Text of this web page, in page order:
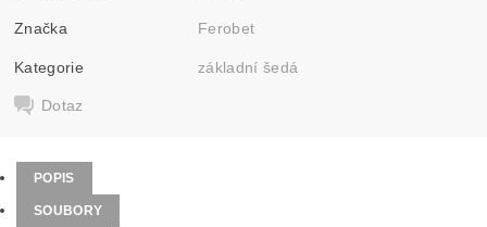
Značka Ferobet
Kategorie základní šedá
Dotaz
POPIS
SOUBORY